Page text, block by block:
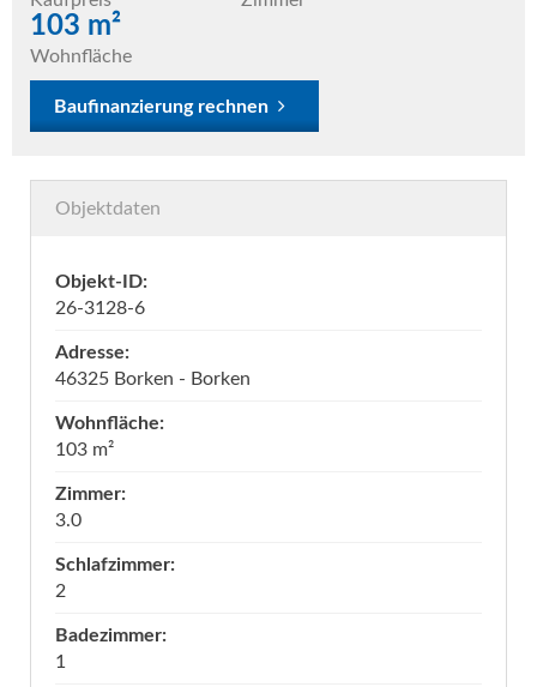
103 m²
Wohnfläche
Baufinanzierung rechnen
Objektdaten
Objekt-ID:
26-3128-6
Adresse:
46325 Borken - Borken
Wohnfläche:
103 m²
Zimmer:
3.0
Schlafzimmer:
2
Badezimmer:
1